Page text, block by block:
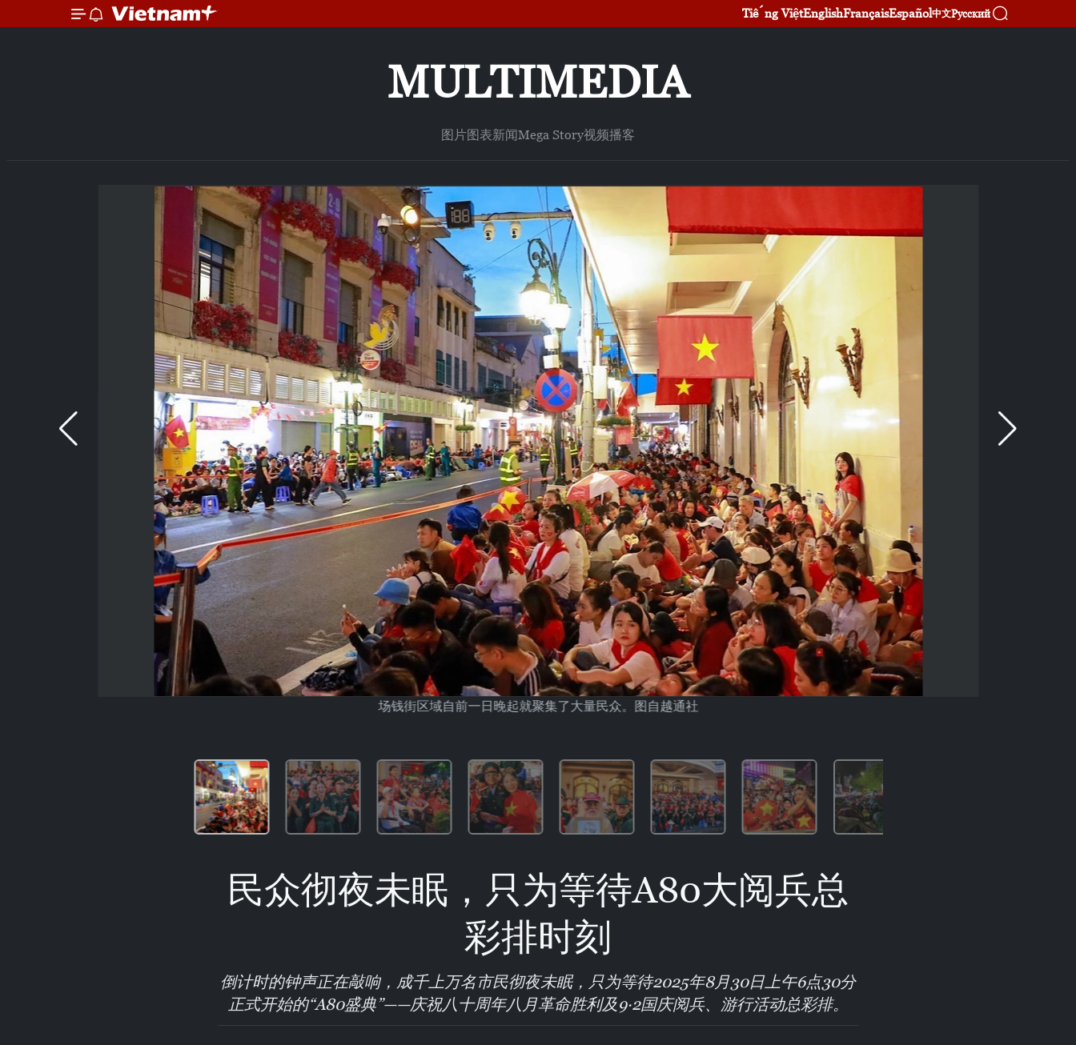
Tiếng ViệtEnglishFrançaisEspañol中文Русский
MULTIMEDIA
图片图表新闻Mega Story视频播客
场钱街区域自前一日晚起就聚集了大量民众。图自越通社
民众彻夜未眠，只为等待A80大阅兵总
彩排时刻
倒计时的钟声正在敲响，成千上万名市民彻夜未眠，只为等待2025年8月30日上午6点30分
正式开始的“A80盛典”——庆祝八十周年八月革命胜利及9·2国庆阅兵、游行活动总彩排。